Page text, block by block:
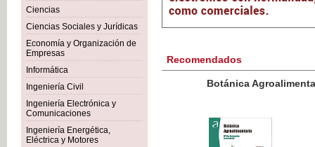
Ciencias
Ciencias Sociales y Jurídicas
Economía y Organización de
Empresas
Informática
Ingeniería Civil
Ingeniería Electrónica y
Comunicaciones
Ingeniería Energética,
Eléctrica y Motores
Recomendados
Botánica Agroalimentaria